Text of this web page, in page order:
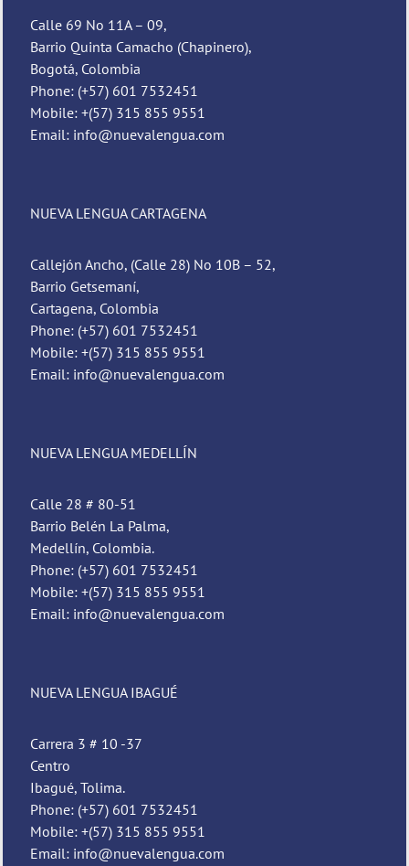
Calle 69 No 11A – 09,
Barrio Quinta Camacho (Chapinero),
Bogotá, Colombia
Phone: (+57) 601 7532451
Mobile: +(57) 315 855 9551
Email: info@nuevalengua.com
NUEVA LENGUA CARTAGENA
Callejón Ancho, (Calle 28) No 10B – 52,
Barrio Getsemaní,
Cartagena, Colombia
Phone: (+57) 601 7532451
Mobile: +(57) 315 855 9551
Email: info@nuevalengua.com
NUEVA LENGUA MEDELLÍN
Calle 28 # 80-51
Barrio Belén La Palma,
Medellín, Colombia.
Phone: (+57) 601 7532451
Mobile: +(57) 315 855 9551
Email: info@nuevalengua.com
NUEVA LENGUA IBAGUÉ
Carrera 3 # 10 -37
Centro
Ibagué, Tolima.
Phone: (+57) 601 7532451
Mobile: +(57) 315 855 9551
Email: info@nuevalengua.com